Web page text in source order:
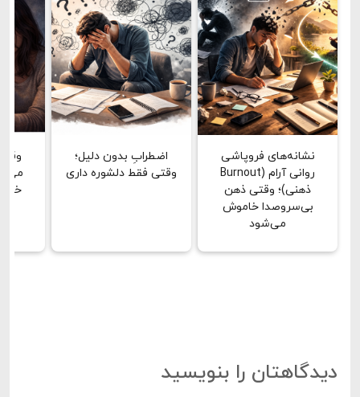
نشانه‌های فروپاشی
روانی آرام (Burnout
ذهنی)؛ وقتی ذهن
بی‌سروصدا خاموش
می‌شود
اضطرابِ بدون دلیل؛
وقتی فقط دلشوره داری
خشن
دیدگاهتان را بنویسید